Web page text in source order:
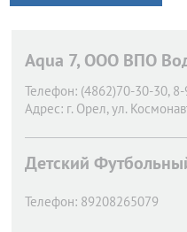
Aqua 7, ООО ВПО
Телефон: (4862)70-30-30,
Адрес: г. Орел, ул.
Детский
Телефон: 89208265079